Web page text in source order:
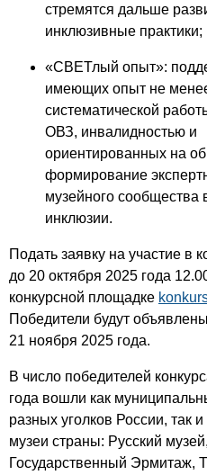
стремятся дальше
инклюзивные практики;
«СВЕТлый опыт»:
имеющих опыт не
систематической
ОВЗ, инвалидностью и
ориентированных на
формирование
музейного сообщества
инклюзии.
Подать заявку на участие в
до 20 октября 2025 года
конкурсной площадке
Победители будут
21 ноября 2025 года.
В число победителей
года вошли как
разных уголков России, так
музеи страны: Русский музей,
Государственный Эрмитаж,